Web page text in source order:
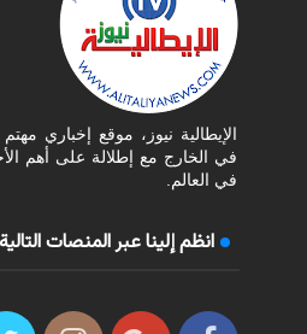
الإيطالية نيوز، موقع إخباري
في الخارج مع إطلالة على أهم
في العالم.
انظم إلينا عبر المنصات التالية